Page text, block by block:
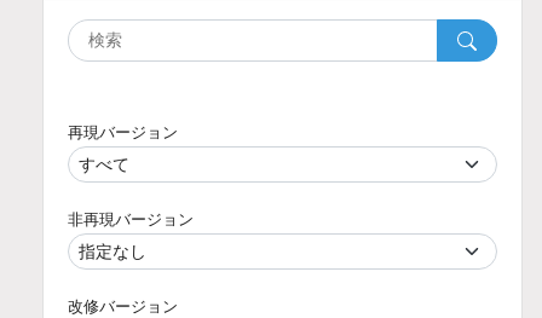
再現バージョン
非再現バージョン
改修バージョン